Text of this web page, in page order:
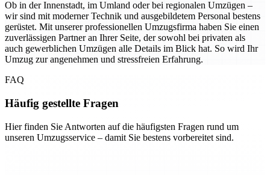
Ob in der Innenstadt, im Umland oder bei regionalen Umzügen –
wir sind mit moderner Technik und ausgebildetem Personal bestens
gerüstet. Mit unserer professionellen Umzugsfirma haben Sie einen
zuverlässigen Partner an Ihrer Seite, der sowohl bei privaten als
auch gewerblichen Umzügen alle Details im Blick hat. So wird Ihr
Umzug zur angenehmen und stressfreien Erfahrung.
FAQ
Häufig gestellte Fragen
Hier finden Sie Antworten auf die häufigsten Fragen rund um
unseren Umzugsservice – damit Sie bestens vorbereitet sind.